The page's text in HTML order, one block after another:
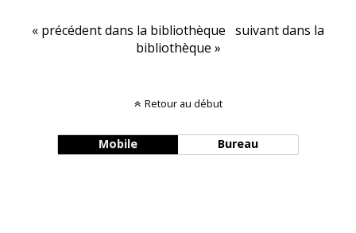
« précédent dans la bibliothèque suivant dans la
bibliothèque »
Retour au début
Mobile Bureau